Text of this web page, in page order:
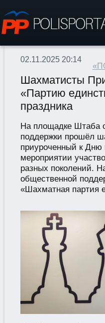
02.11.2025 20:14
Шахматисты
«Партию
праздника
На площадке Штаба
поддержки прошёл
приуроченный к Дню
мероприятии
разных поколений.
общественной
«Шахматная партия